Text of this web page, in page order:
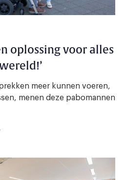
oplossing voor alles
meer kunnen voeren,
menen deze pabomannen